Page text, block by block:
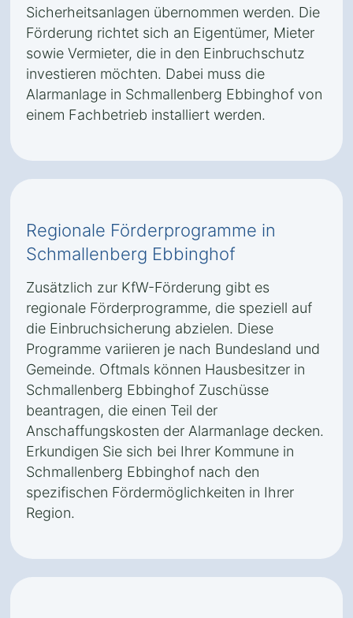
Sicherheitsanlagen übernommen werden. Die
Förderung richtet sich an Eigentümer, Mieter
sowie Vermieter, die in den Einbruchschutz
investieren möchten. Dabei muss die
Alarmanlage in Schmallenberg Ebbinghof von
einem Fachbetrieb installiert werden.
Regionale Förderprogramme in
Schmallenberg Ebbinghof
Zusätzlich zur KfW-Förderung gibt es
regionale Förderprogramme, die speziell auf
die Einbruchsicherung abzielen. Diese
Programme variieren je nach Bundesland und
Gemeinde. Oftmals können Hausbesitzer in
Schmallenberg Ebbinghof Zuschüsse
beantragen, die einen Teil der
Anschaffungskosten der Alarmanlage decken.
Erkundigen Sie sich bei Ihrer Kommune in
Schmallenberg Ebbinghof nach den
spezifischen Fördermöglichkeiten in Ihrer
Region.